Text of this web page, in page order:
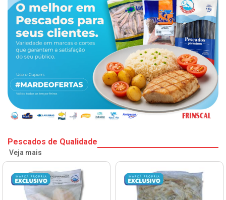
Pescados de Qualidade
Veja mais